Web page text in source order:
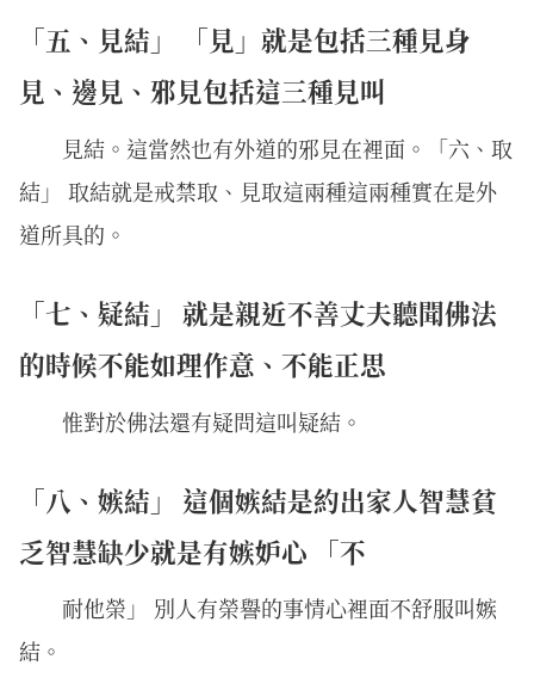
「五、見結」 「見」就是包括三種見身
見、邊見、邪見包括這三種見叫
見結。這當然也有外道的邪見在裡面。「六、取
結」 取結就是戒禁取、見取這兩種這兩種實在是外
道所具的。
「七、疑結」 就是親近不善丈夫聽聞佛法
的時候不能如理作意、不能正思
惟對於佛法還有疑問這叫疑結。
「八、嫉結」 這個嫉結是約出家人智慧貧
乏智慧缺少就是有嫉妒心 「不
耐他榮」 別人有榮譽的事情心裡面不舒服叫嫉
結。